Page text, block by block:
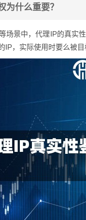
为什么重要？
场景中，代理IP的真实
IP，实际使用时要么被